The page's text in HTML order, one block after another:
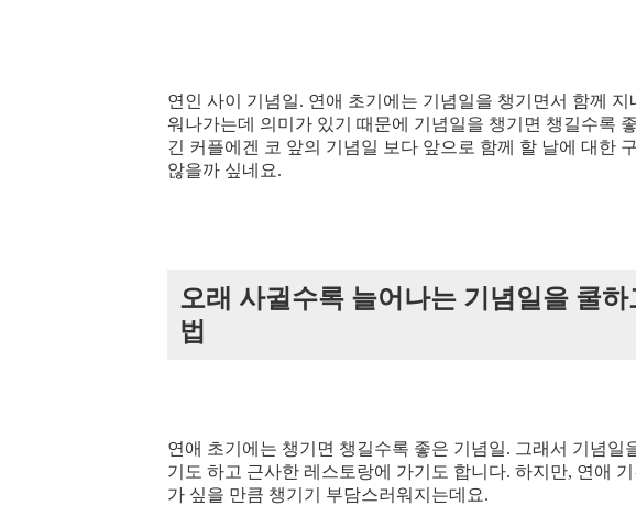
연인 사이 기념일. 연애 초기에는 기념일을 챙기면서 함께 지
워나가는데 의미가 있기 때문에 기념일을 챙기면 챙길수록
긴 커플에겐 코 앞의 기념일 보다 앞으로 함께 할 날에 대한
않을까 싶네요.
오래 사귈수록 늘어나는 기념일을 쿨
법
연애 초기에는 챙기면 챙길수록 좋은 기념일. 그래서 기념일
기도 하고 근사한 레스토랑에 가기도 합니다. 하지만, 연애
가 싶을 만큼 챙기기 부담스러워지는데요.